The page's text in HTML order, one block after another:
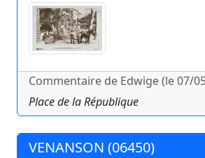
Commentaire de Edwige (le 07/
Place de la République
VENANSON (06450)